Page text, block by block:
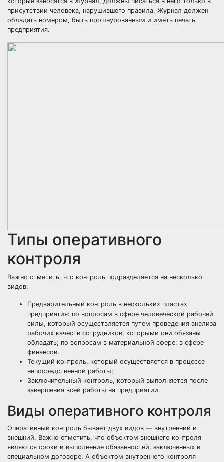
присутствии человека, нарушившего правила. Журнал должен
обладать номером, быть прошнурованным и иметь печать
предприятия.
Типы оперативного
контроля
Важно отметить, что контроль подразделяется на несколько
видов:
Предварительный контроль в нескольких пластах
предприятия: по вопросам в сфере человеческой рабочей
силы, который осуществляется путем проведения анализа
рабочих качеств сотрудников, которыми они обязаны
обладать; по вопросам в материальной сфере; в сфере
финансов.
Текущий контроль, который осуществяется в процессе
непосредственной работы;
Заключительный контроль, который выполняется после
завершения всей работы на предприятии.
Виды оперативного контроля
Оперативный контроль бывает двух видов — внутренний и
внешний. Важно отметить, что объектом внешнего контроля
являются сроки и выполнение обязанностей, заключенных в
специальном договоре. А объектом внутреннего контроля